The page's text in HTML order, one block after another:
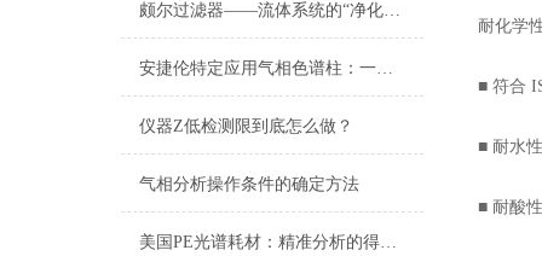
颇尔过滤器——流体系统的“净化卫士”
安捷伦特定应用气相色谱柱：一站式解决复杂分析难题
仪器Z低检测限到底怎么做？
气相分析操作条件的确定方法
美国PE光谱耗材：精准分析的得力助手
耐化学
■ 符合
■ 耐水
■ 耐酸